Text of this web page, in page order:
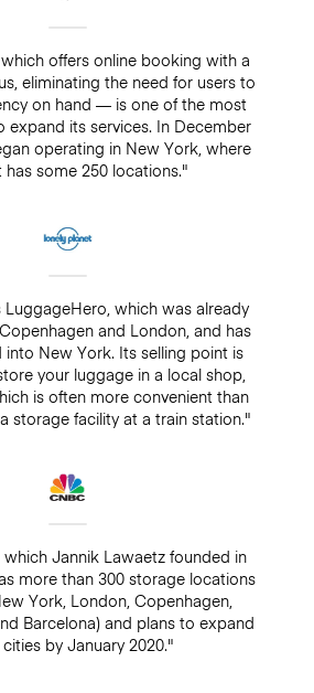
offers online booking with a
eliminating the need for users to
on hand — is one of the most
expand its services. In December
operating in New York, where
some 250 locations."
LuggageHero, which was already
and London, and has
New York. Its selling point is
your luggage in a local shop,
is often more convenient than
storage facility at a train station."
Jannik Lawaetz founded in
more than 300 storage locations
York, London, Copenhagen,
Barcelona) and plans to expand
by January 2020."